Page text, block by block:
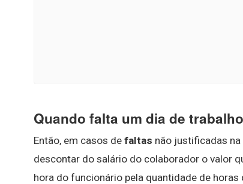
Quando falta um dia de
Então, em casos de faltas não justificadas na
descontar do salário do colaborador o valor
hora do funcionário pela quantidade de